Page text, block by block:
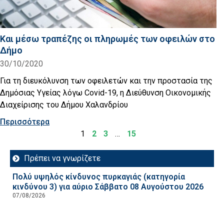
Και μέσω τραπέζης οι πληρωμές των οφειλών στο
Δήμο
30/10/2020
Για τη διευκόλυνση των οφειλετών και την προστασία της
Δημόσιας Υγείας λόγω Covid-19, η Διεύθυνση Οικονομικής
Διαχείρισης του Δήμου Χαλανδρίου
Περισσότερα
1
2 3 … 15
Πρέπει να γνωρίζετε
Πολύ υψηλός κίνδυνος πυρκαγιάς (κατηγορία
κινδύνου 3) για αύριο Σάββατο 08 Αυγούστου 2026
07/08/2026